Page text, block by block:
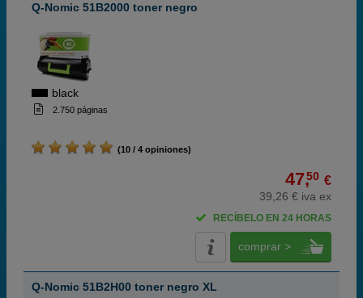
Q-Nomic 51B2000 toner negro
black
2.750 páginas
(10 / 4 opiniones)
47,50 €
39,26 € iva ex
RECÍBELO EN 24 HORAS
comprar >
Q-Nomic 51B2H00 toner negro XL